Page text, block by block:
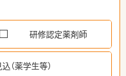
研修認定薬剤師
（薬学生等）